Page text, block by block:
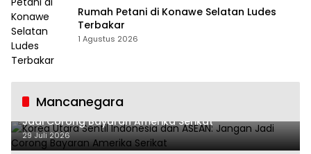
Rumah Petani di Konawe Selatan Ludes
Terbakar
1 Agustus 2026
Mancanegara
Korea Utara Sentil Indonesia dan ASEAN: Jangan
Jadi Corong Bayaran Amerika Serikat
29 Juli 2026